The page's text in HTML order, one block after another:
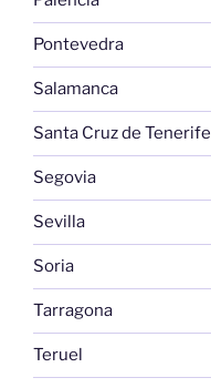
Pontevedra
Salamanca
Santa Cruz de Tenerife
Segovia
Sevilla
Soria
Tarragona
Teruel